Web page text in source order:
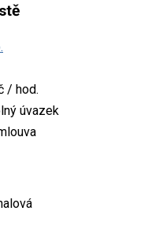
/ hod.
úvazek